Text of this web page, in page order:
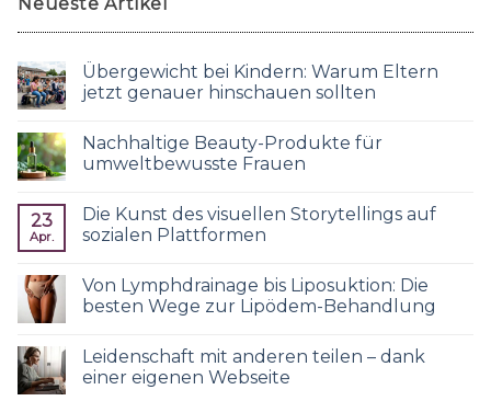
Neueste Artikel
Übergewicht bei Kindern: Warum Eltern
jetzt genauer hinschauen sollten
Nachhaltige Beauty-Produkte für
umweltbewusste Frauen
23
Apr.
Die Kunst des visuellen Storytellings auf
sozialen Plattformen
Von Lymphdrainage bis Liposuktion: Die
besten Wege zur Lipödem-Behandlung
Leidenschaft mit anderen teilen – dank
einer eigenen Webseite